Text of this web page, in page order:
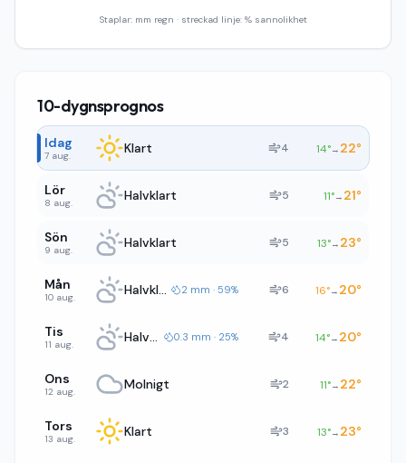
Staplar: mm regn · streckad linje: % sannolikhet
10-dygnsprognos
Idag
7 aug. Klart 4 14°→ 22°
Lör
8 aug. Halvklart 5 11°→ 21°
Sön
9 aug. Halvklart 5 13°→ 23°
Mån
10 aug. Halvklart 2 mm · 59% 6 16°→ 20°
Tis
11 aug. Halvklart 0.3 mm · 25% 4 14°→ 20°
Ons
12 aug. Molnigt 2 11°→ 22°
Tors
13 aug. Klart 3 13°→ 23°